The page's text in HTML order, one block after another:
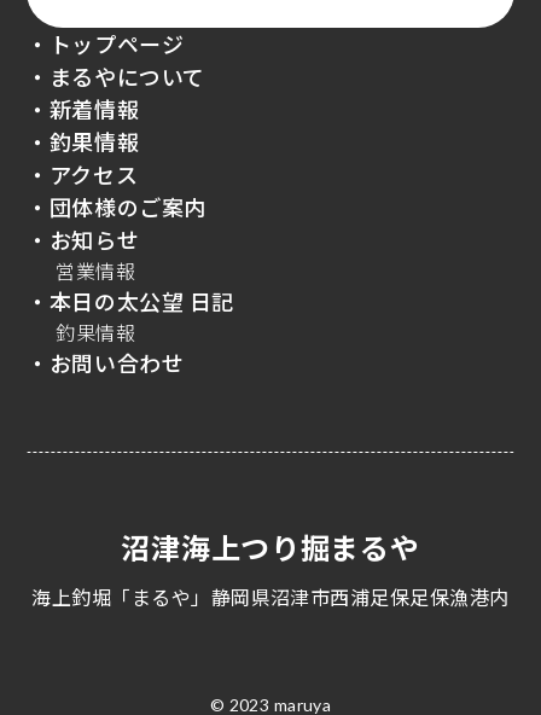
・トップページ
・まるやについて
・新着情報
・釣果情報
・アクセス
・団体様のご案内
・お知らせ
営業情報
・本日の太公望 日記
釣果情報
・お問い合わせ
沼津海上つり掘まるや
海上釣堀「まるや」静岡県沼津市西浦足保足保漁港内
© 2023 maruya